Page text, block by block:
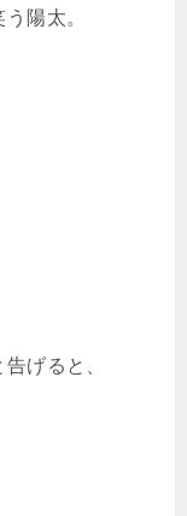
陽太。
告げると、